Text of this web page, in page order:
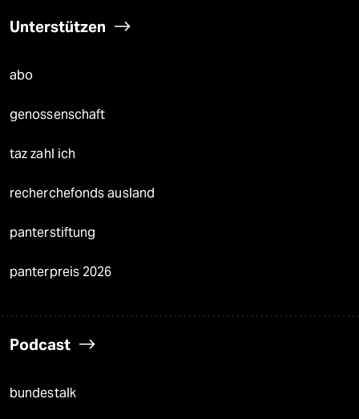
Unterstützen
abo
genossenschaft
taz zahl ich
recherchefonds ausland
panterstiftung
panterpreis 2026
Podcast
bundestalk